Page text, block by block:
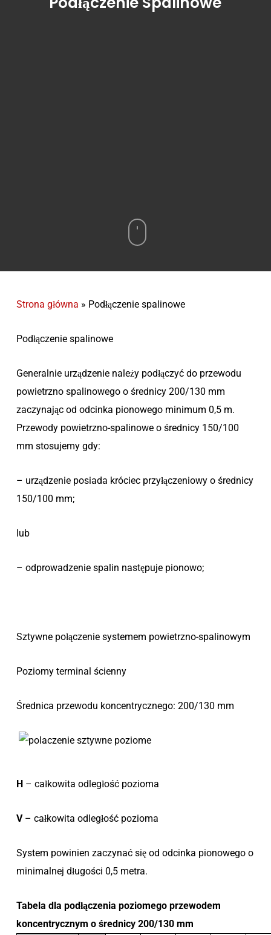
Strona główna » Podłączenie spalinowe
Podłączenie spalinowe
Generalnie urządzenie należy podłączyć do przewodu
powietrzno spalinowego o średnicy 200/130 mm
zaczynając od odcinka pionowego minimum 0,5 m.
Przewody powietrzno-spalinowe o średnicy 150/100
mm stosujemy gdy:
– urządzenie posiada króciec przyłączeniowy o średnicy
150/100 mm;
lub
– odprowadzenie spalin następuje pionowo;
Sztywne połączenie systemem powietrzno-spalinowym
Poziomy terminal ścienny
Średnica przewodu koncentrycznego: 200/130 mm
H– całkowita odległość pozioma
V– całkowita odległość pozioma
System powinien zaczynać się od odcinka pionowego o
minimalnej długości 0,5 metra.
Tabela dla podłączenia poziomego przewodem
koncentrycznym o średnicy 200/130 mm